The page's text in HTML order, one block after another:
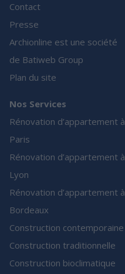
Contact
Presse
Archionline est une société
de Batiweb Group
Plan du site
Nos Services
Rénovation d’appartement à
Paris
Rénovation d’appartement à
Lyon
Rénovation d’appartement à
Bordeaux
Construction contemporaine
Construction traditionnelle
Construction bioclimatique